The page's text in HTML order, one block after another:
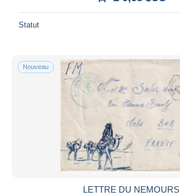
Statut
Nouveau
LETTRE DU NEMOURS